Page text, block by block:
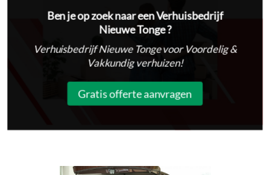
Ben je op zoek naar een Verhuisbedrijf
Nieuwe Tonge ?
Verhuisbedrijf Nieuwe Tonge voor Voordelig &
Vakkundig verhuizen!
Gratis offerte aanvragen